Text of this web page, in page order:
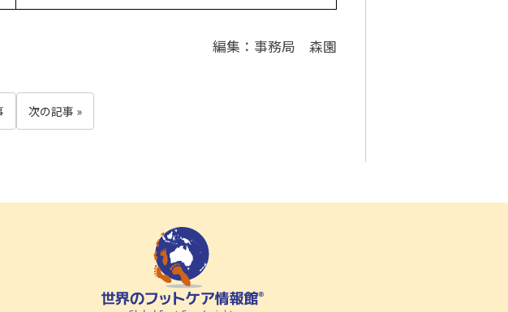
編集：事務局 森園
次の記事 »